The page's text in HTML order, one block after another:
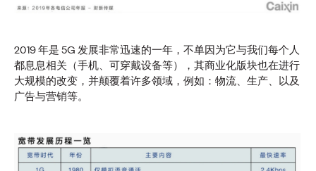
2019 年是 5G 发展非常迅速的一年，不单因为它与我们每个人
都息息相关（手机、可穿戴设备等），其商业化版块也在进行
大规模的改变，并颠覆着许多领域，例如：物流、生产、以及
广告与营销等。
奥美中国 13/05/2026
营项目的战略伙伴。
More→